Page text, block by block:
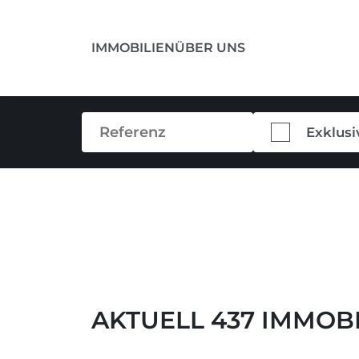
IMMOBILIENÜBER UNS
AKTUELL 437